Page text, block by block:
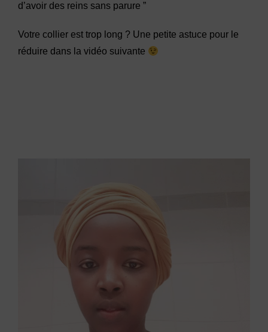
d’avoir des reins sans parure ”
Votre collier est trop long ? Une petite astuce pour le
réduire dans la vidéo suivante